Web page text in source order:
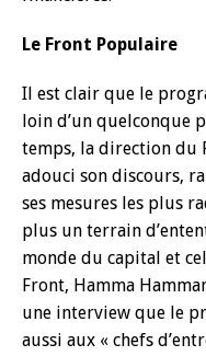
Le Front Populaire
Il est clair que le
loin d’un quelconque
temps, la direction du
adouci son discours,
ses mesures les plus
plus un terrain
monde du capital et
Front, Hamma
une interview que le
aussi aux « chefs